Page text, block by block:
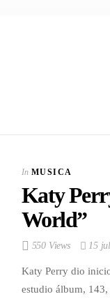
In MUSICA
Katy
World”
550 Views 15
Katy Perry dio
estudio álbum,